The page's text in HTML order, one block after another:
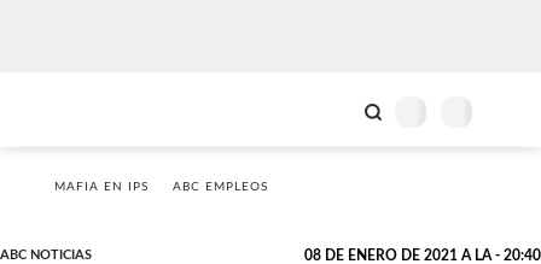
MAFIA EN IPS ABC EMPLEOS
ABC NOTICIAS 08 DE ENERO DE 2021 A LA - 20:40